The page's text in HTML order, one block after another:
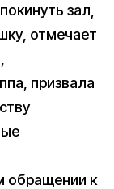
зал,
отмечает
призвала
обращении к